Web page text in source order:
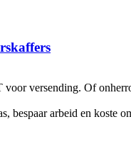
versending. Of
arbeid en koste